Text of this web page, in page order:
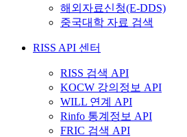
해외자료신청(E-DDS)
중국대학 자료 검색
RISS API 센터
RISS 검색 API
KOCW 강의정보 API
WILL 연계 API
Rinfo 통계정보 API
FRIC 검색 API